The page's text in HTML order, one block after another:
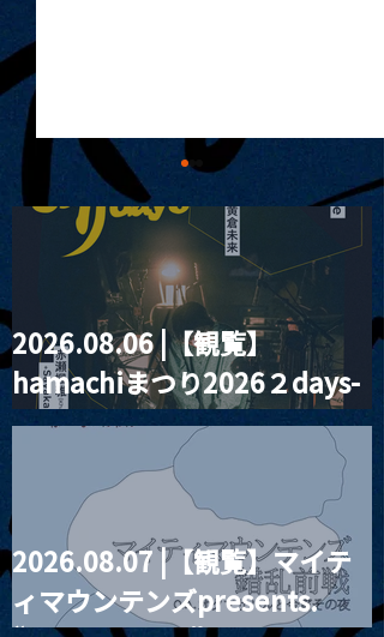
MoonRomantic
Channel1周年記念Live
2026.08.06 |【観覧】
hamachiまつり2026２days-
月見ル君想フ編②
2026.08.07 |【観覧】マイテ
ィマウンテンズpresents.